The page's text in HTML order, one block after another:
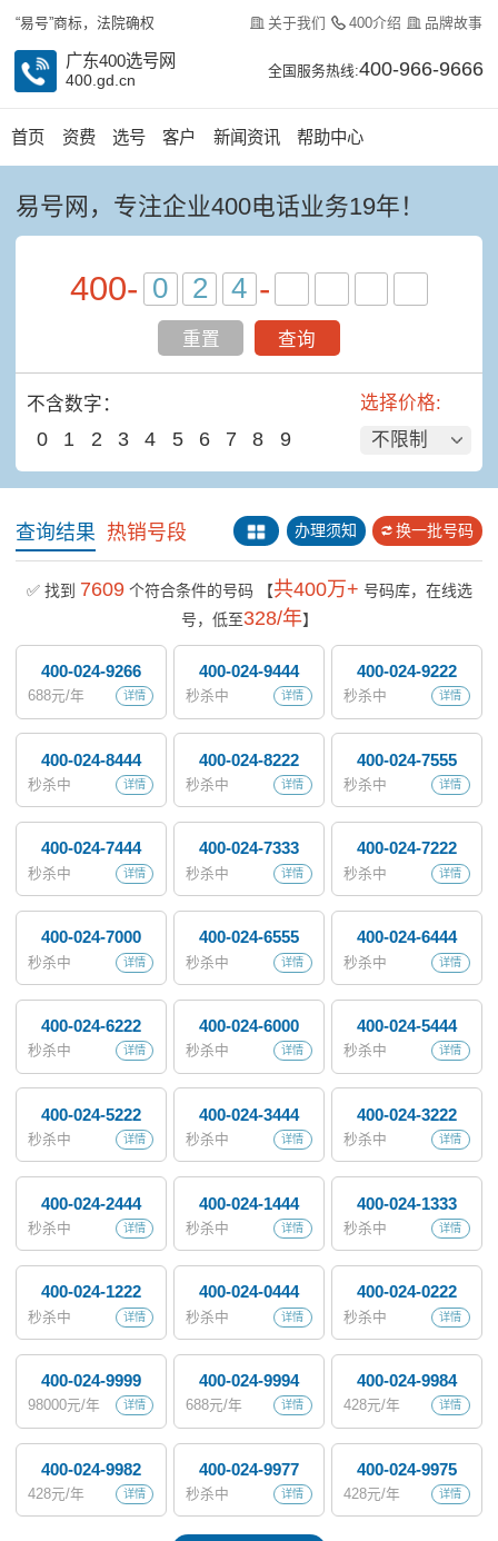
“易号”商标，法院确权 关于我们 400介绍 品牌故事
广东400选号网
400.gd.cn
全国服务热线:400-966-9666
首页 资费 选号 客户 新闻资讯 帮助中心
易号网，专注企业400电话业务19年！
400- -
重置 查询
不含数字：
0 1 2 3 4 5 6 7 8 9
选择价格:
不限制
查询结果 热销号段 办理须知 换一批号码
✅ 找到 7609个符合条件的号码 【共400万+ 号码库，在线选
号，低至328/年】
400-024-9266
详情
688元/年
400-024-9444
详情
秒杀中
400-024-9222
详情
秒杀中
400-024-8444
详情
秒杀中
400-024-8222
详情
秒杀中
400-024-7555
详情
秒杀中
400-024-7444
详情
秒杀中
400-024-7333
详情
秒杀中
400-024-7222
详情
秒杀中
400-024-7000
详情
秒杀中
400-024-6555
详情
秒杀中
400-024-6444
详情
秒杀中
400-024-6222
详情
秒杀中
400-024-6000
详情
秒杀中
400-024-5444
详情
秒杀中
400-024-5222
详情
秒杀中
400-024-3444
详情
秒杀中
400-024-3222
详情
秒杀中
400-024-2444
详情
秒杀中
400-024-1444
详情
秒杀中
400-024-1333
详情
秒杀中
400-024-1222
详情
秒杀中
400-024-0444
详情
秒杀中
400-024-0222
详情
秒杀中
400-024-9999
详情
98000元/年
400-024-9994
详情
688元/年
400-024-9984
详情
428元/年
400-024-9982
详情
428元/年
400-024-9977
详情
秒杀中
400-024-9975
详情
428元/年